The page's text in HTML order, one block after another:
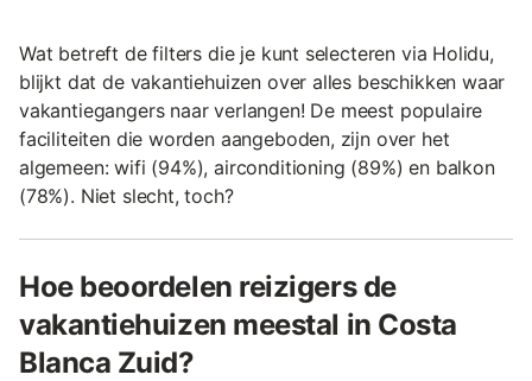
Wat betreft de filters die je kunt selecteren via Holidu,
blijkt dat de vakantiehuizen over alles beschikken waar
vakantiegangers naar verlangen! De meest populaire
faciliteiten die worden aangeboden, zijn over het
algemeen: wifi (94%), airconditioning (89%) en balkon
(78%). Niet slecht, toch?
Hoe beoordelen reizigers de
vakantiehuizen meestal in Costa
Blanca Zuid?